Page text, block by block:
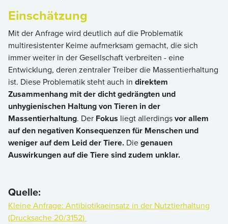
Einschätzung
Mit der Anfrage wird deutlich auf die Problematik
multiresistenter Keime aufmerksam gemacht, die sich
immer weiter in der Gesellschaft verbreiten - eine
Entwicklung, deren zentraler Treiber die Massentierhaltung
ist. Diese Problematik steht auch in direktem
Zusammenhang mit der dicht gedrängten und
unhygienischen Haltung von Tieren in der
Massentierhaltung. Der Fokus liegt allerdingsvor allem
auf den negativen Konsequenzen für Menschen und
weniger auf dem Leid der Tiere. Diegenauen
Auswirkungen auf die Tiere sind zudem unklar.
Quelle:
Kleine Anfrage: Antibiotikaeinsatz in der Nutztierhaltung
(Drucksache 20/3152)